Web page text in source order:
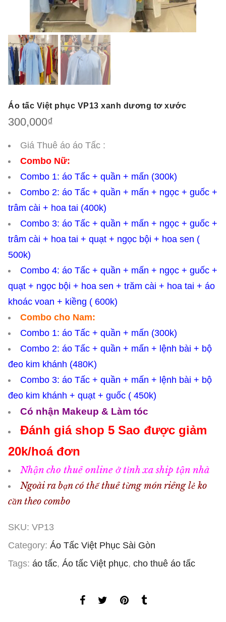
Áo tấc Việt phục VP13 xanh dương tơ xước
300,000₫
Giá Thuê áo áo Tấc :
Combo Nữ:
Combo 1: áo Tấc + quần + mấn (300k)
Combo 2: áo Tấc + quần + mấn + ngọc + guốc +
trâm cài + hoa tai (400k)
Combo 3: áo Tấc + quần + mấn + ngọc + guốc +
trâm cài + hoa tai + quạt + ngọc bội + hoa sen (
500k)
Combo 4: áo Tấc + quần + mấn + ngọc + guốc +
quạt + ngọc bội + hoa sen + trăm cài + hoa tai + áo
khoác voan + kiềng ( 600k)
Combo cho Nam:
Combo 1: áo Tấc + quần + mấn (300k)
Combo 2: áo Tấc + quần + mấn + lệnh bài + bộ
đeo kim khánh (480K)
Combo 3: áo Tấc + quần + mấn + lệnh bài + bộ
đeo kim khánh + quạt + guốc ( 450k)
Có nhận Makeup & Làm tóc
Đánh giá shop 5 Sao được giảm
20k/hoá đơn
Nhận cho thuê online ở tỉnh xa ship tận nhà
Ngoài ra bạn có thể thuê từng món riêng lẻ ko
cần theo combo
SKU: VP13
Category: Áo Tấc Việt Phục Sài Gòn
Tags: áo tấc, Áo tấc Việt phục, cho thuê áo tấc